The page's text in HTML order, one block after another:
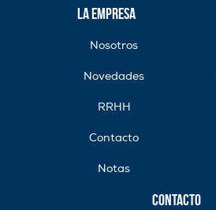
La Empresa
Nosotros
Novedades
RRHH
Contacto
Notas
Contacto